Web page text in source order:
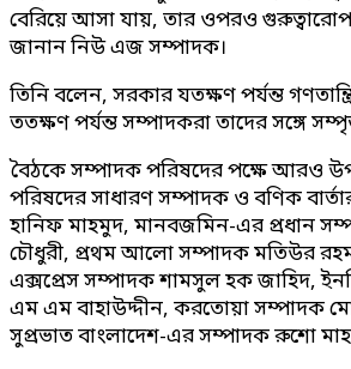
বেরিয়ে আসা যায়, তার ওপরও
জানান নিউ এজ সম্পাদক।
তিনি বলেন, সরকার যতক্ষণ পর্যন্ত
ততক্ষণ পর্যন্ত সম্পাদকরা তাদের সঙ্গে
বৈঠকে সম্পাদক পরিষদের পক্ষে আরও
পরিষদের সাধারণ সম্পাদক ও বণিক
হানিফ মাহমুদ, মানবজমিন-এর প্রধান
চৌধুরী, প্রথম আলো সম্পাদক মতিউর
এক্সপ্রেস সম্পাদক শামসুল হক জাহিদ,
এম এম বাহাউদ্দীন, করতোয়া সম্পাদক
সুপ্রভাত বাংলাদেশ-এর সম্পাদক রুশো